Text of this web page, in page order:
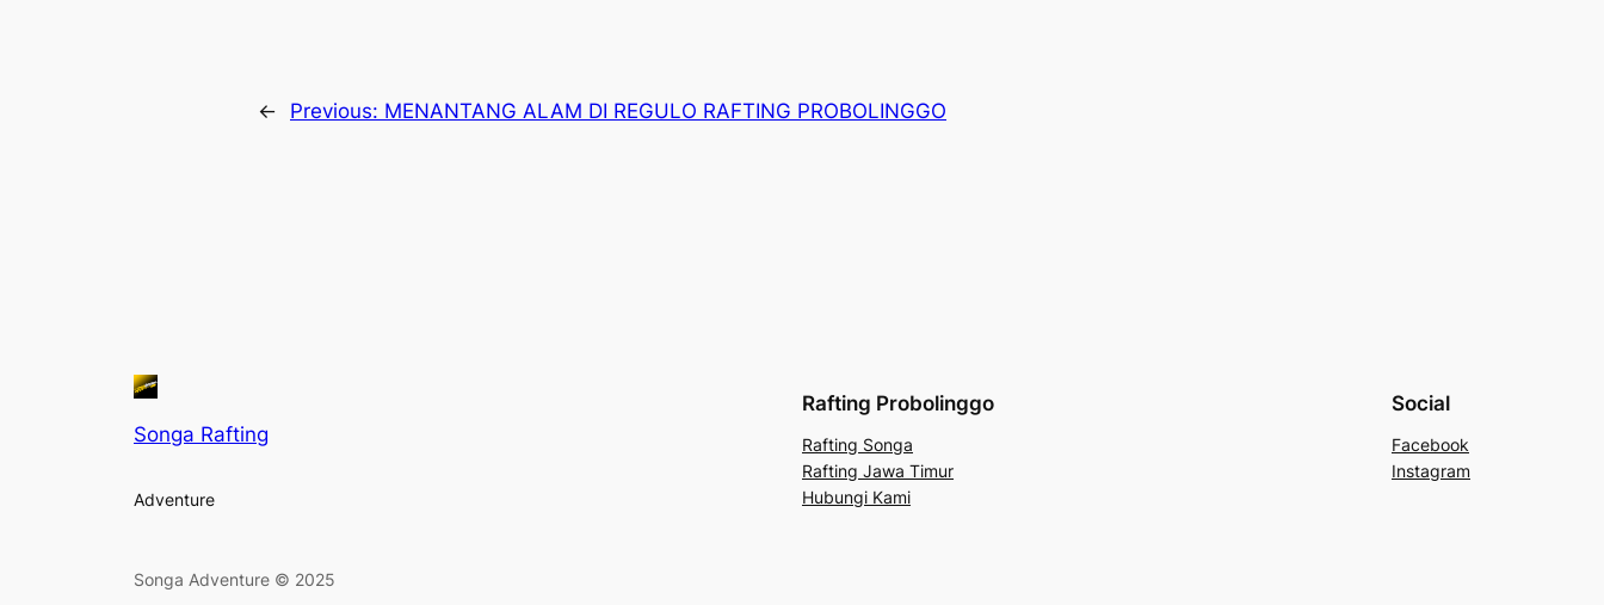
← Previous: MENANTANG ALAM DI REGULO RAFTING PROBOLINGGO
Songa Rafting
Adventure
Rafting Probolinggo
Rafting Songa
Rafting Jawa Timur
Hubungi Kami
Social
Facebook
Instagram
Songa Adventure © 2025